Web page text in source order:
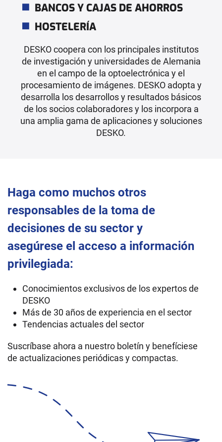
BANCOS Y CAJAS DE AHORROS
HOSTELERÍA
DESKO coopera con los principales institutos
de investigación y universidades de Alemania
en el campo de la optoelectrónica y el
procesamiento de imágenes. DESKO adopta y
desarrolla los desarrollos y resultados básicos
de los socios colaboradores y los incorpora a
una amplia gama de aplicaciones y soluciones
DESKO.
Haga como muchos otros
responsables de la toma de
decisiones de su sector y
asegúrese el acceso a información
privilegiada:
Conocimientos exclusivos de los expertos de
DESKO
Más de 30 años de experiencia en el sector
Tendencias actuales del sector
Suscríbase ahora a nuestro boletín y benefíciese
de actualizaciones periódicas y compactas.